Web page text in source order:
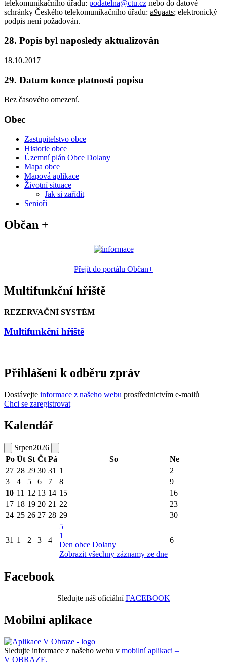
telekomunikačního úřadu: podatelna@ctu.cz nebo do datové
schránky Českého telekomunikačního úřadu: a9qaats; elektronický
podpis není požadován.
28. Popis byl naposledy aktualizován
18.10.2017
29. Datum konce platnosti popisu
Bez časového omezení.
Obec
Zastupitelstvo obce
Historie obce
Územní plán Obce Dolany
Mapa obce
Mapová aplikace
Životní situace
Jak si zařídit
Senioři
Občan +
Přejít do portálu Občan+
Multifunkční hřiště
REZERVAČNÍ SYSTÉM
Multifunkční hřiště
Přihlášení k odběru zpráv
Dostávejte informace z našeho webu prostřednictvím e-mailů
Chci se zaregistrovat
Kalendář
Srpen2026
Po Út St Čt Pá So
Ne
27 28 29 30 31 1
2
3
4 5 6 7 8
9
10 11 12 13 14 15
16
17 18 19 20 21 22
23
24 25 26 27 28 29 30
31 1 2 3 4
5
1
Den obce Dolany
Zobrazit všechny záznamy ze dne
6
Facebook
Sledujte náš oficiálníFACEBOOK
Mobilní aplikace
Sledujte informace z našeho webu v mobilní aplikaci –
V OBRAZE.